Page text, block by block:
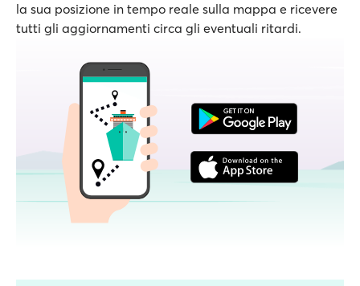
la sua posizione in tempo reale sulla mappa e ricevere
tutti gli aggiornamenti circa gli eventuali ritardi.